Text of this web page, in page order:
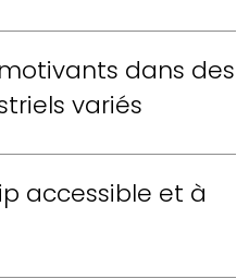
dans des
variés
accessible et à